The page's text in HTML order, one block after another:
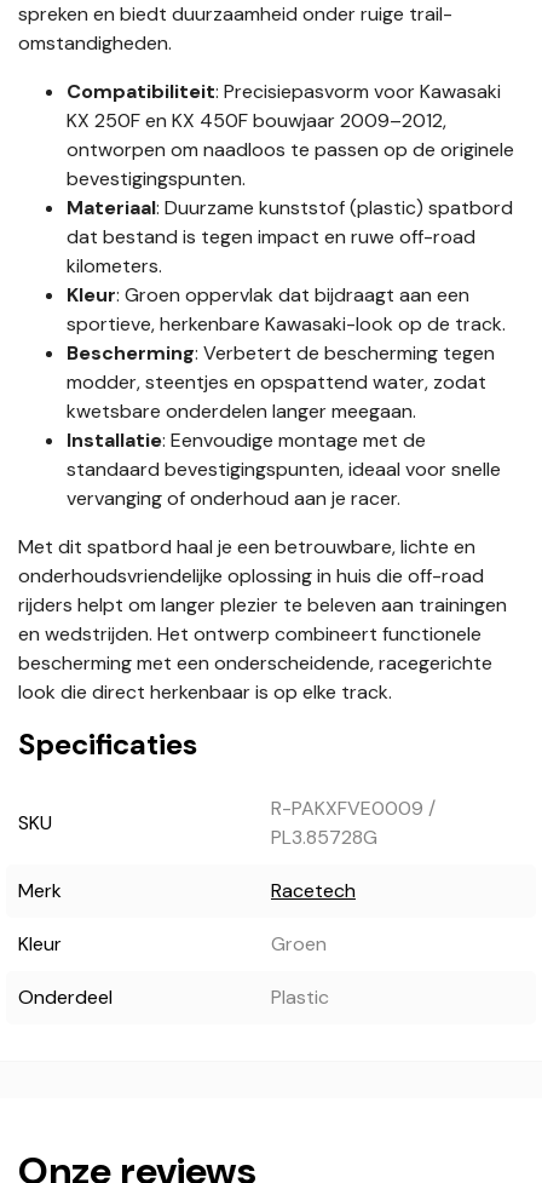
spreken en biedt duurzaamheid onder ruige trail-
omstandigheden.
Compatibiliteit: Precisiepasvorm voor Kawasaki
KX 250F en KX 450F bouwjaar 2009–2012,
ontworpen om naadloos te passen op de originele
bevestigingspunten.
Materiaal: Duurzame kunststof (plastic) spatbord
dat bestand is tegen impact en ruwe off-road
kilometers.
Kleur: Groen oppervlak dat bijdraagt aan een
sportieve, herkenbare Kawasaki-look op de track.
Bescherming: Verbetert de bescherming tegen
modder, steentjes en opspattend water, zodat
kwetsbare onderdelen langer meegaan.
Installatie: Eenvoudige montage met de
standaard bevestigingspunten, ideaal voor snelle
vervanging of onderhoud aan je racer.
Met dit spatbord haal je een betrouwbare, lichte en
onderhoudsvriendelijke oplossing in huis die off-road
rijders helpt om langer plezier te beleven aan trainingen
en wedstrijden. Het ontwerp combineert functionele
bescherming met een onderscheidende, racegerichte
look die direct herkenbaar is op elke track.
Specificaties
SKU
R-PAKXFVE0009 /
PL3.85728G
Merk Racetech
Kleur Groen
Onderdeel Plastic
Onze reviews